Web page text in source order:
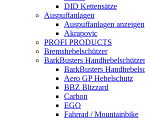
DID Kettensätze
Auspuffanlagen
Auspuffanlagen anzeigen
Akrapovic
PROFI PRODUCTS
Bremshebelschützer
BarkBusters Handhebelschützer
BarkBusters
Aero GP Hebelschutz
BBZ Blizzard
Carbon
EGO
Fahrrad / Mountainbike